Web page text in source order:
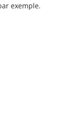
exemple.